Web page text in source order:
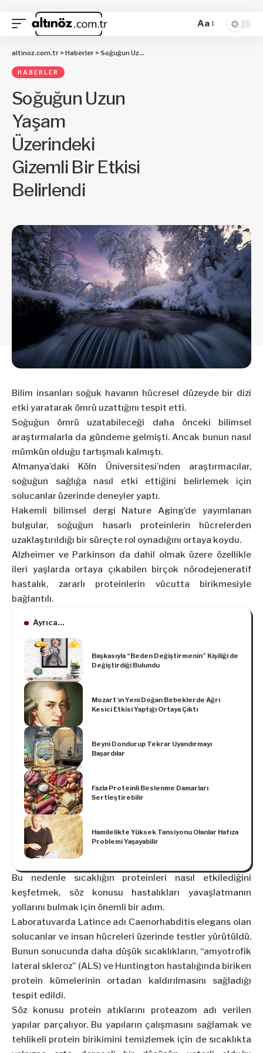
Aa
altinoz.com.tr > Haberler > Soğuğun Uzun Yaşam Üzerindeki Gizemli Bir Etkisi Belirlendi
HABERLER
Soğuğun Uzun
Yaşam
Üzerindeki
Gizemli Bir Etkisi
Belirlendi
Bilim insanları soğuk havanın hücresel düzeyde bir dizi
etki yaratarak ömrü uzattığını tespit etti.
Soğuğun ömrü uzatabileceği daha önceki bilimsel
araştırmalarla da gündeme gelmişti. Ancak bunun nasıl
mümkün olduğu tartışmalı kalmıştı.
Almanya’daki Köln Üniversitesi’nden araştırmacılar,
soğuğun sağlığa nasıl etki ettiğini belirlemek için
solucanlar üzerinde deneyler yaptı.
Hakemli bilimsel dergi Nature Aging’de yayımlanan
bulgular, soğuğun hasarlı proteinlerin hücrelerden
uzaklaştırıldığı bir süreçte rol oynadığını ortaya koydu.
Alzheimer ve Parkinson da dahil olmak üzere özellikle
ileri yaşlarda ortaya çıkabilen birçok nörodejeneratif
hastalık, zararlı proteinlerin vücutta birikmesiyle
bağlantılı.
Ayrıca...
Başkasıyla “Beden Değiştirmenin” Kişiliği de
Değiştirdiği Bulundu
Mozart’ın Yeni Doğan Bebeklerde Ağrı
Kesici Etkisi Yaptığı Ortaya Çıktı
Beyni Dondurup Tekrar Uyandırmayı
Başardılar
Fazla Proteinli Beslenme Damarları
Sertleştirebilir
Hamilelikte Yüksek Tansiyonu Olanlar Hafıza
Problemi Yaşayabilir
Bu nedenle sıcaklığın proteinleri nasıl etkilediğini
keşfetmek, söz konusu hastalıkları yavaşlatmanın
yollarını bulmak için önemli bir adım.
Laboratuvarda Latince adı Caenorhabditis elegans olan
solucanlar ve insan hücreleri üzerinde testler yürütüldü.
Bunun sonucunda daha düşük sıcaklıkların, “amyotrofik
lateral skleroz” (ALS) ve Huntington hastalığında biriken
protein kümelerinin ortadan kaldırılmasını sağladığı
tespit edildi.
Söz konusu protein atıklarını proteazom adı verilen
yapılar parçalıyor. Bu yapıların çalışmasını sağlamak ve
tehlikeli protein birikimini temizlemek için de sıcaklıkta